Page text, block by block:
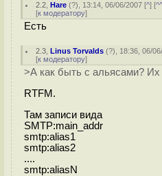
2.2 ,Hare (?), 13:14, 06/06/2007 [^] [
[к модератору]
Есть
2.3 ,Linus Torvalds (?), 18:36, 06/
[к модератору]
>А как быть с альясами?
RTFM.
Там записи вида
SMTP:main_addr
smtp:alias1
smtp:alias2
....
smtp:aliasN